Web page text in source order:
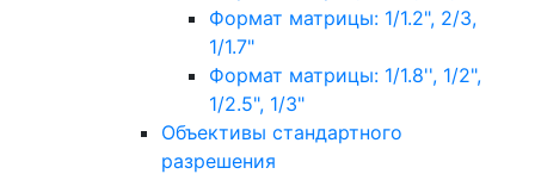
Формат матрицы: 1/1.2", 2/3,
1/1.7"
Формат матрицы: 1/1.8'', 1/2",
1/2.5", 1/3"
Объективы стандартного
разрешения